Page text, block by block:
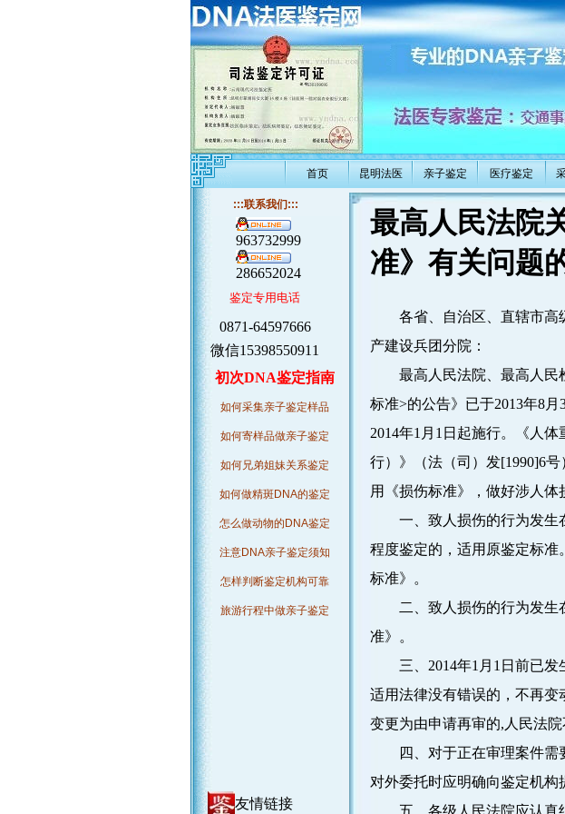
首页 昆明法医 亲子鉴定 医疗鉴定
:::联系我们:::
963732999
286652024
鉴定专用电话
0871-64597666
微信15398550911
初次DNA鉴定指南
如何采集亲子鉴定样品
如何寄样品做亲子鉴定
如何兄弟姐妹关系鉴定
如何做精斑DNA的鉴定
怎么做动物的DNA鉴定
注意DNA亲子鉴定须知
怎样判断鉴定机构可靠
旅游行程中做亲子鉴定
最高人民法院
准》有关问题
各省、自治区、直辖市高级
产建设兵团分院：
最高人民法院、最高人民检
标准>的公告》已于2013年8
2014年1月1日起施行。《人
行）》（法（司）发[1990]6
用《损伤标准》，做好涉人体
一、致人损伤的行为发生在
程度鉴定的，适用原鉴定标
标准》。
二、致人损伤的行为发生在
准》。
三、2014年1月1日前已发
适用法律没有错误的，不再
变更为由申请再审的,人民法院
四、对于正在审理案件需要
对外委托时应明确向鉴定机构
友情链接